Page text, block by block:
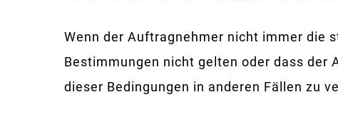
Wenn der Auftragnehmer nicht immer die
Bestimmungen nicht gelten oder dass der
dieser Bedingungen in anderen Fällen zu